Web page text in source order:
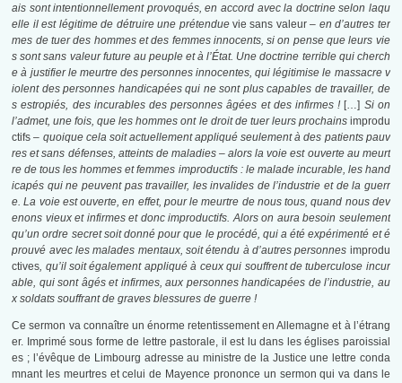
ais sont intentionnellement provoqués, en accord avec la doctrine selon laqu
elle il est légitime de détruire une prétendue vie sans valeur– en d’autres ter
mes de tuer des hommes et des femmes innocents, si on pense que leurs vie
s sont sans valeur future au peuple et à l’État. Une doctrine terrible qui cherch
e à justifier le meurtre des personnes innocentes, qui légitimise le massacre v
iolent des personnes handicapées qui ne sont plus capables de travailler, de
s estropiés, des incurables des personnes âgées et des infirmes ! […] Si on
l’admet, une fois, que les hommes ont le droit de tuer leurs prochains improdu
ctifs – quoique cela soit actuellement appliqué seulement à des patients pauv
res et sans défenses, atteints de maladies – alors la voie est ouverte au meurt
re de tous les hommes et femmes improductifs : le malade incurable, les hand
icapés qui ne peuvent pas travailler, les invalides de l’industrie et de la guerr
e. La voie est ouverte, en effet, pour le meurtre de nous tous, quand nous dev
enons vieux et infirmes et donc improductifs. Alors on aura besoin seulement
qu’un ordre secret soit donné pour que le procédé, qui a été expérimenté et é
prouvé avec les malades mentaux, soit étendu à d’autres personnes improdu
ctives, qu’il soit également appliqué à ceux qui souffrent de tuberculose incur
able, qui sont âgés et infirmes, aux personnes handicapées de l’industrie, au
x soldats souffrant de graves blessures de guerre !
Ce sermon va connaître un énorme retentissement en Allemagne et à l’étrang
er. Imprimé sous forme de lettre pastorale, il est lu dans les églises paroissial
es ; l’évêque de Limbourg adresse au ministre de la Justice une lettre conda
mnant les meurtres et celui de Mayence prononce un sermon qui va dans le